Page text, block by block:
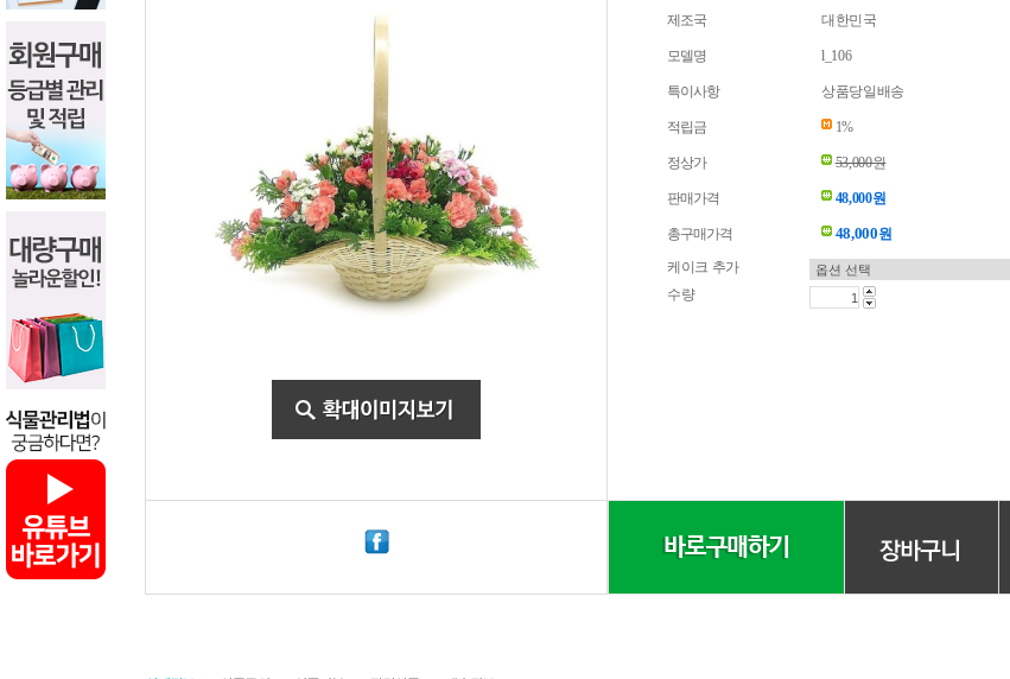
제조국 대한민국
모델명 l_106
특이사항 상품당일배송
적립금 1%
정상가 53,000원
판매가격 48,000원
총구매가격 48,000원
케이크 추가
수량